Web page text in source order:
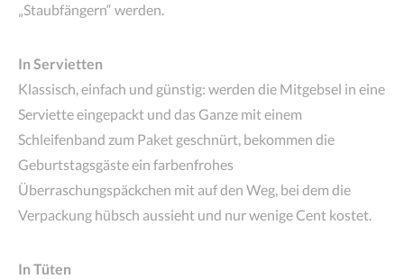
„Staubfängern“ werden.
In Servietten
Klassisch, einfach und günstig: werden die Mitgebsel in eine
Serviette eingepackt und das Ganze mit einem
Schleifenband zum Paket geschnürt, bekommen die
Geburtstagsgäste ein farbenfrohes
Überraschungspäckchen mit auf den Weg, bei dem die
Verpackung hübsch aussieht und nur wenige Cent kostet.
In Tüten